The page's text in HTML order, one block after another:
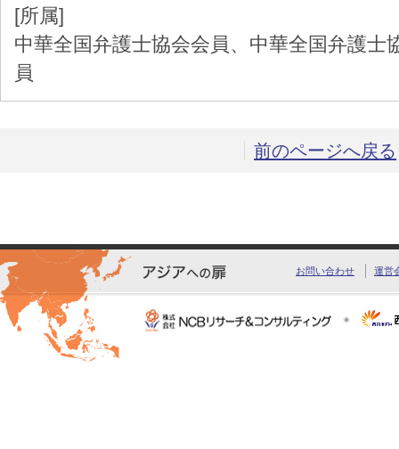
[所属]
中華全国弁護士協会会員、中華全国弁護士
員
前のページへ戻る
お問い合わせ 運営